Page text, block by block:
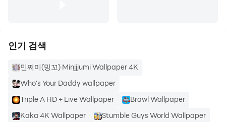
인기 검색
민쩌미(밍꼬) Minjjjumi Wallpaper 4K
Who's Your Daddy wallpaper
Triple A HD + Live Wallpaper
Brawl Wallpaper
Kaka 4K Wallpaper
Stumble Guys World Wallpaper